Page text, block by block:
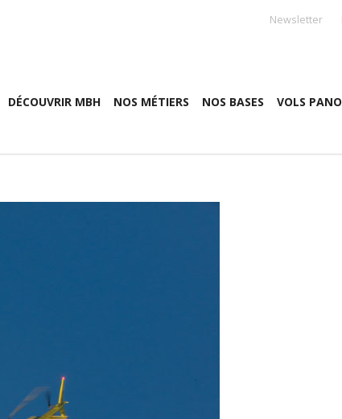
Newsletter
DÉCOUVRIR MBH NOS MÉTIERS NOS BASES VOLS